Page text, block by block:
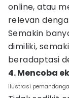
online, atau
relevan
Semakin
dimiliki,
beradaptasi
4. Mencoba
ilustrasi